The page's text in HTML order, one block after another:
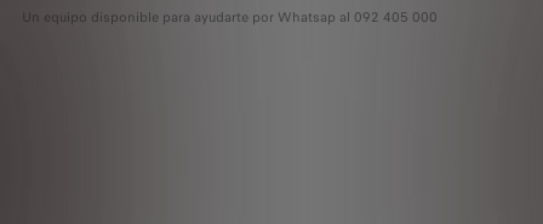
Un equipo disponible para ayudarte por Whatsap al 092 405 000